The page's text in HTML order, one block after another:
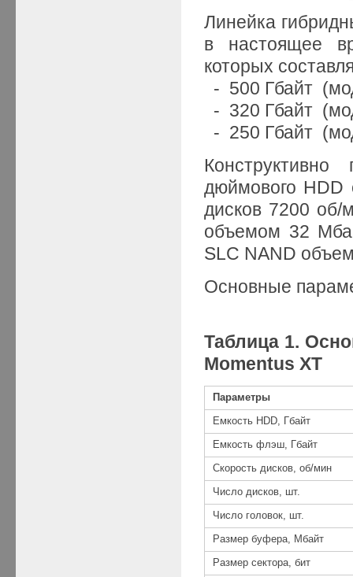
Линейка
в настоящее
которых
- 500 Гбайт
- 320 Гбайт
- 250 Гбайт
дюймового HDD
дисков 7200 об/
объемом 32
SLC NAND
Основные
Таблица 1.
Momentus XT
Параметры
Емкость HDD, Гбайт
Емкость флэш, Гбайт
Скорость дисков, об/мин
Число дисков, шт.
Число головок, шт.
Размер буфера, Мбайт
Размер сектора, бит